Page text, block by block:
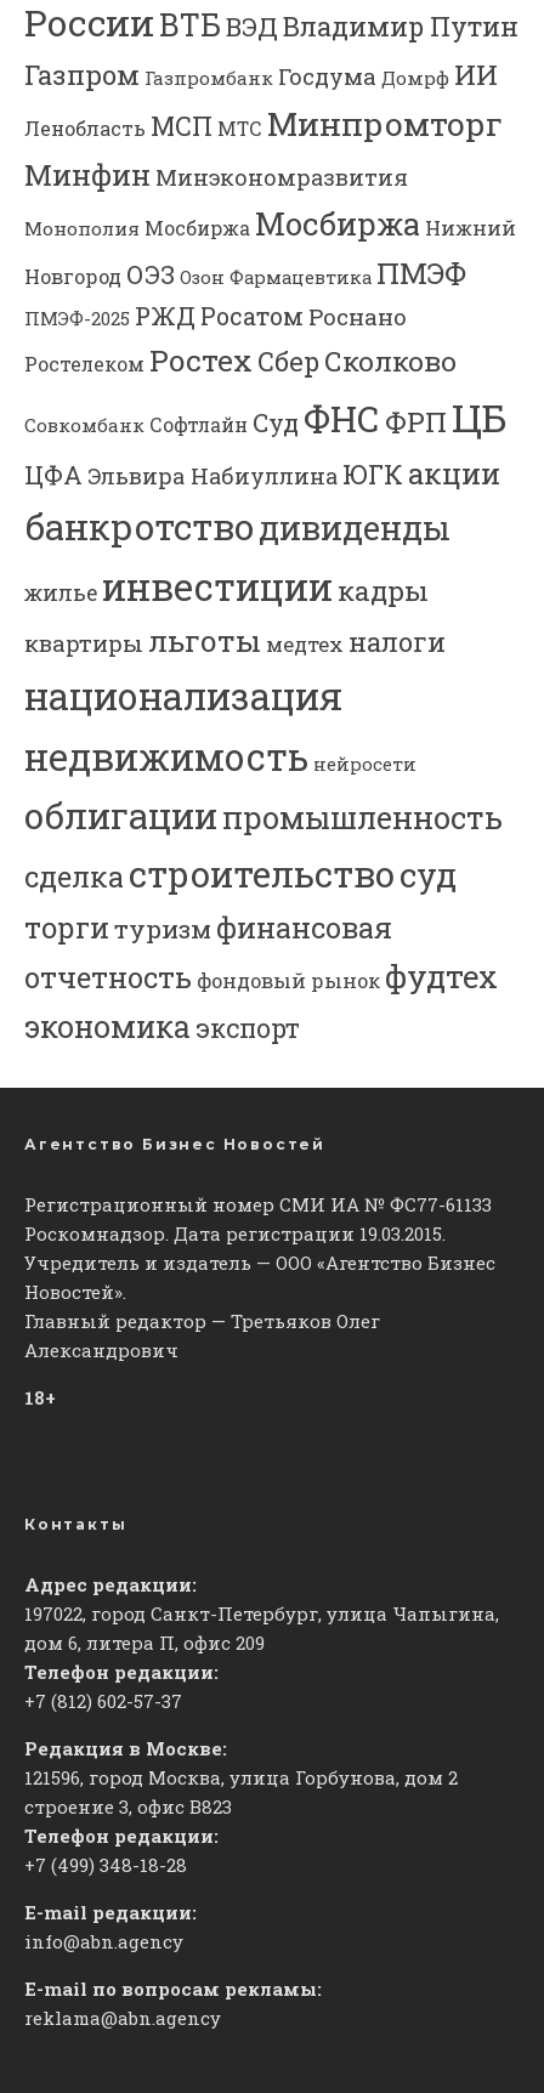
РоссииВТБВЭДВладимир Путин
Газпром Газпромбанк Госдума Домрф ИИ
Ленобласть МСП МТС Минпромторг
Минфин Минэкономразвития
Монополия Мосбиржа Мосбиржа Нижний
Новгород ОЭЗ Озон Фармацевтика ПМЭФ
ПМЭФ-2025 РЖД Росатом Роснано
Ростелеком Ростех Сбер Сколково
Совкомбанк Софтлайн Суд ФНС ФРП ЦБ
ЦФА Эльвира Набиуллина ЮГК акции
банкротстводивиденды
жилье инвестиции кадры
квартиры льготы медтех налоги
национализация
недвижимость нейросети
облигациипромышленность
сделкастроительствосуд
торгитуризм финансовая
отчетность фондовый рынок фудтех
экономика экспорт
Агентство Бизнес Новостей
Регистрационный номер СМИ ИА № ФС77-61133
Роскомнадзор. Дата регистрации 19.03.2015.
Учредитель и издатель — ООО «Агентство Бизнес
Новостей».
Главный редактор — Третьяков Олег
Александрович
18+
Контакты
Адрес редакции:
197022, город Санкт-Петербург, улица Чапыгина,
дом 6, литера П, офис 209
Телефон редакции:
+7 (812) 602-57-37
Редакция в Москве:
121596, город Москва, улица Горбунова, дом 2
строение 3, офис ​В823
Телефон редакции:
+7 (499) 348-18-28
E-mail редакции:
info@abn.agency
E-mail по вопросам рекламы:
reklama@abn.agency